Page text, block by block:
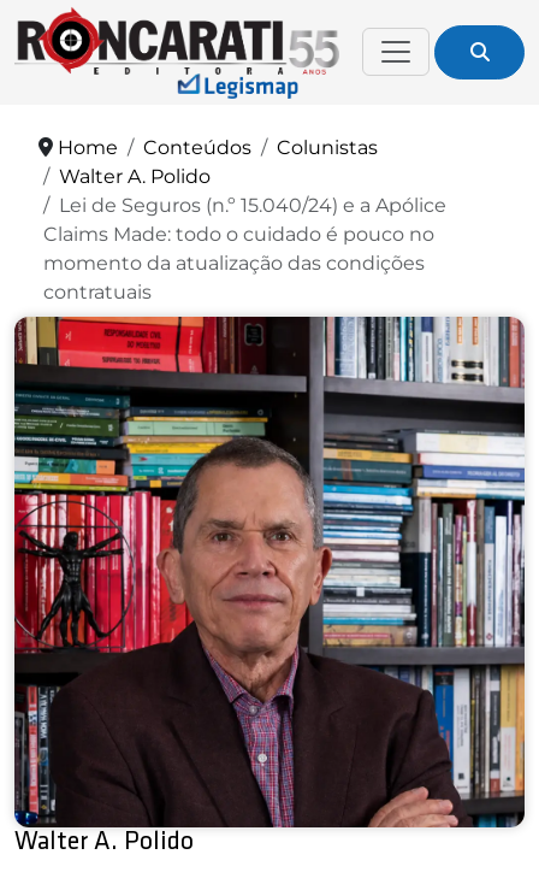
Home Conteúdos
Colunistas
Walter A. Polido
Lei de Seguros (n.º 15.040/24) e a Apólice
Claims Made: todo o cuidado é pouco no
momento da atualização das condições
contratuais
Walter A. Polido